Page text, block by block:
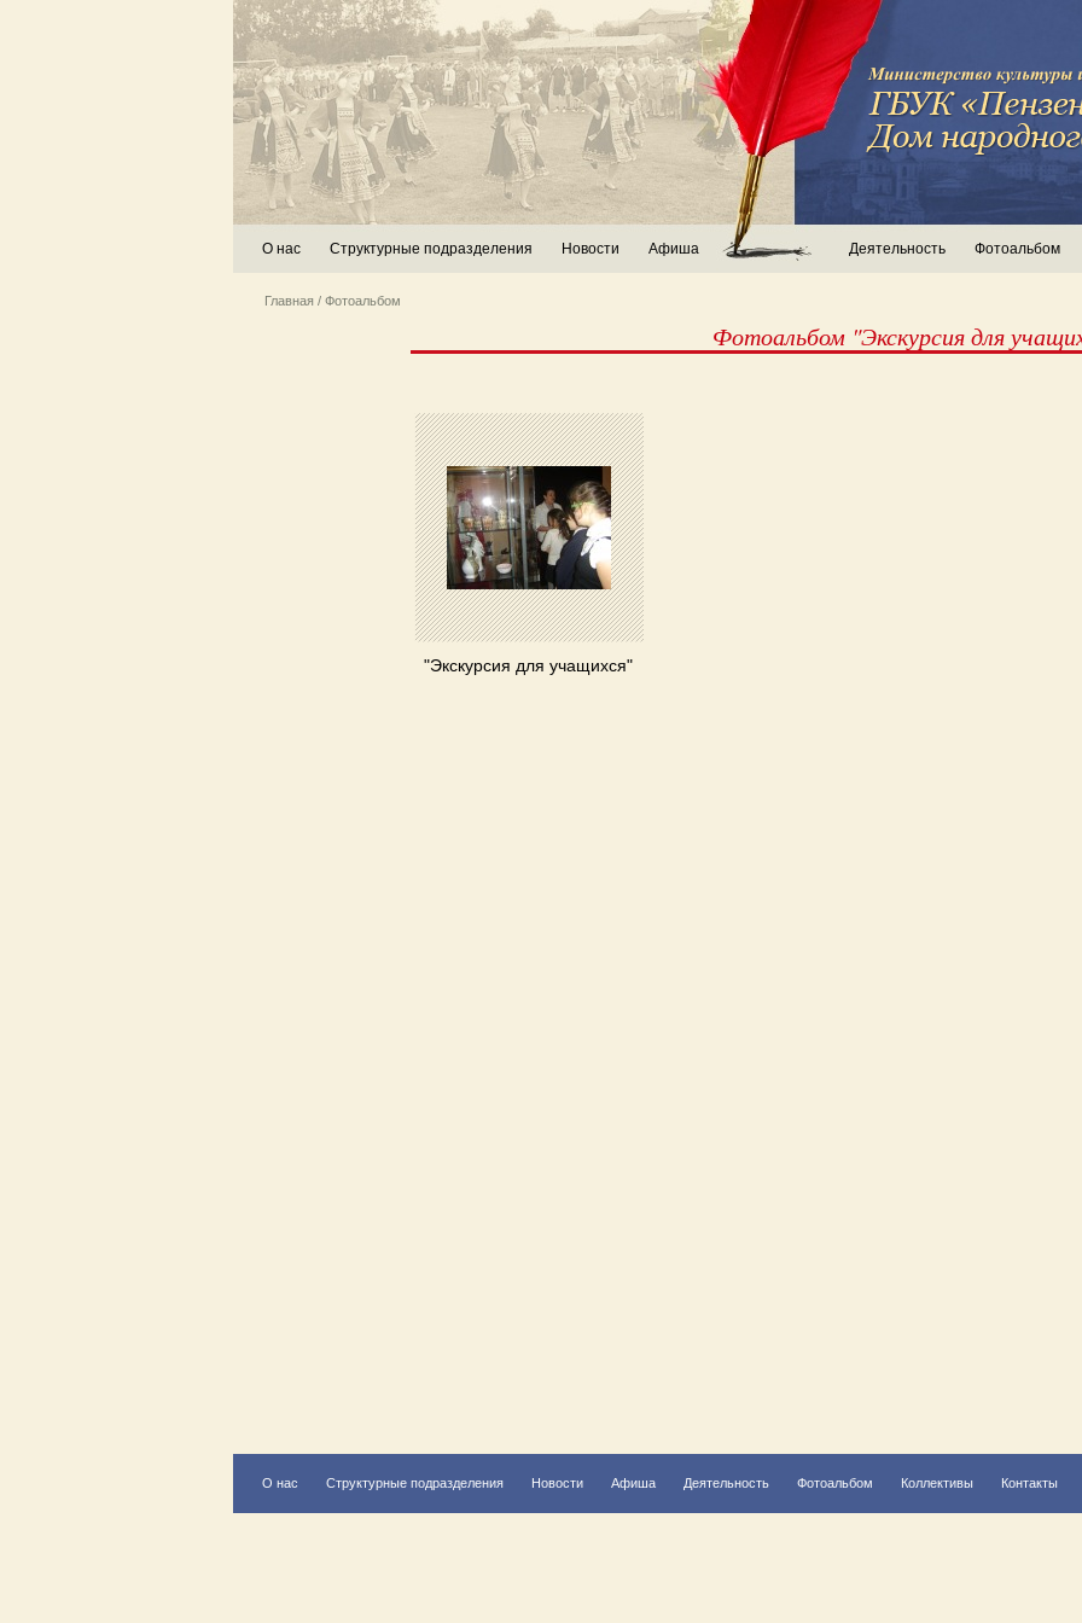
О нас Структурные подразделения Новости Афиша Деятельность Фотоальбом
Главная / Фотоальбом
Фотоальбом "Экскурсия для
"Экскурсия для учащихся"
О нас Структурные подразделения Новости Афиша Деятельность Фотоальбом Коллективы Контакты